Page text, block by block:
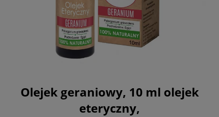
Olejek geraniowy, 10 ml olejek
eteryczny,